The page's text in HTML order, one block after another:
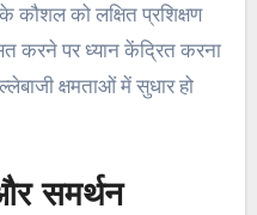
कौशल को लक्षित प्रशिक्षण
करने पर ध्यान केंद्रित करना
क्षमताओं में सुधार हो
समर्थन